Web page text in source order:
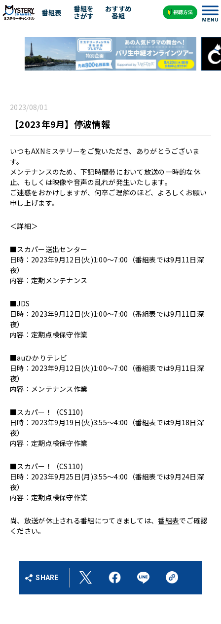
番組表 番組を
さがす
おすすめ
番組
2023/08/01
【2023年9月】停波情報
いつもAXNミステリーをご覧いただき、ありがとうございま
す。
メンテナンスのため、下記時間帯において放送の一時的な休
止、もしくは映像や音声の乱れが発生いたします。
ご迷惑をおかけしますが、何卒ご理解のほど、よろしくお願い
申し上げます。
＜詳細＞
■スカパー送出センター
日時：2023年9月12日(火)1:00～7:00（番組表では9月11日深
夜）
内容：定期メンテナンス
■JDS
日時：2023年9月12日(火)1:00～7:00（番組表では9月11日深
夜）
内容：定期点検保守作業
■auひかりテレビ
日時：2023年9月12日(火)1:00～7:00（番組表では9月11日深
夜）
内容：メンテナンス作業
■スカパー！（CS110)
日時：2023年9月19日(火)3:55～4:00（番組表では9月18日深
夜）
内容：定期点検保守作業
■スカパー！（CS110)
日時：2023年9月25日(月)3:55～4:00（番組表では9月24日深
夜）
内容：定期点検保守作業
尚、放送が休止される番組につてきましては、番組表でご確認
ください。
SHARE